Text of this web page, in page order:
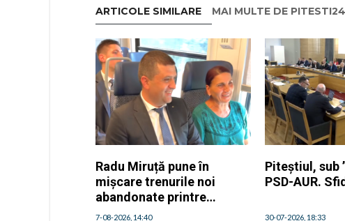
ARTICOLE SIMILARE MAI MULTE DE
Radu Miruță pune în
mișcare trenurile noi
abandonate printre
buruieni
7-08-2026, 14:40
Piteștiul, sub
PSD-AUR.
30-07-2026, 18:33